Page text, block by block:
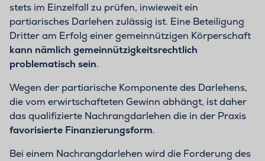
stets im Einzelfall zu prüfen, inwieweit ein
partiarisches Darlehen zulässig ist. Eine Beteiligung
Dritter am Erfolg einer gemeinnützigen Körperschaft
kann nämlich gemeinnützigkeitsrechtlich
problematisch sein.
Wegen der partiarische Komponente des Darlehens,
die vom erwirtschafteten Gewinn abhängt, ist daher
das qualifizierte Nachrangdarlehen die in der Praxis
favorisierte Finanzierungsform.
Bei einem Nachrangdarlehen wird die Forderung des